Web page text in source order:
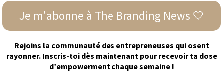
Je m'abonne à The Branding News 🤍
Rejoins la communauté des entrepreneuses qui osent
rayonner. Inscris-toi dès maintenant pour recevoir ta dose
d’empowerment chaque semaine !